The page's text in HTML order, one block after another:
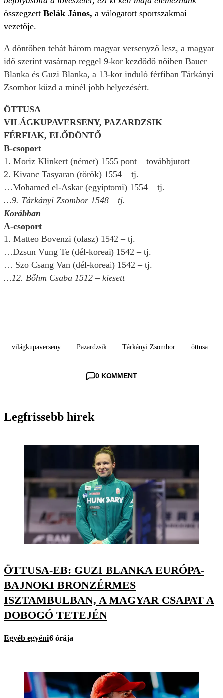
összegzett Belák János, a válogatott sportszakmai
vezetője.
A döntőben tehát három magyar versenyző lesz, a magyar
idő szerint vasárnap reggel 9-kor kezdődő nőiben Bauer
Blanka és Guzi Blanka, a 13-kor induló férfiban Tárkányi
Zsombor küzd a minél jobb helyezésért.
ÖTTUSA
VILÁGKUPAVERSENY, PAZARDZSIK
FÉRFIAK, ELŐDÖNTŐ
B-csoport
1. Moriz Klinkert (német) 1555 pont – továbbjutott
2. Kivanc Tasyaran (török) 1554 – tj.
…Mohamed el-Askar (egyiptomi) 1554 – tj.
…9. Tárkányi Zsombor 1548 – tj.
Korábban
A-csoport
1. Matteo Bovenzi (olasz) 1542 – tj.
…Dzsun Vung Te (dél-koreai) 1542 – tj.
… Szo Csang Van (dél-koreai) 1542 – tj.
…12. Bőhm Csaba 1512 – kiesett
világkupaverseny Pazardzsik Tárkányi Zsombor öttusa
0 KOMMENT
Legfrissebb hírek
ÖTTUSA-EB: GUZI BLANKA EURÓPA-
BAJNOKI BRONZÉRMES
ISZTAMBULBAN, A MAGYAR CSAPAT A
DOBOGÓ TETEJÉN
Egyéb egyéni6 órája